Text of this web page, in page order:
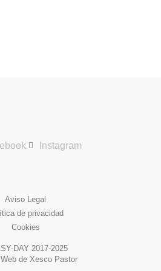
Instagram
Aviso Legal
de privacidad
Cookies
DAY 2017-2025
de Xesco Pastor